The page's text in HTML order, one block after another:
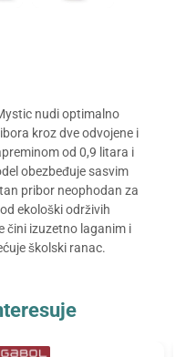
nudi optimalno
kroz dve odvojene i
od 0,9 litara i
obezbeđuje sasvim
pribor neophodan za
ekološki održivih
čini izuzetno laganim i
školski ranac.